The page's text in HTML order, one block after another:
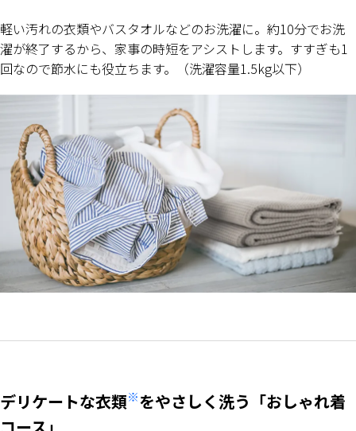
軽い汚れの衣類やバスタオルなどのお洗濯に。約10分でお洗
濯が終了するから、家事の時短をアシストします。すすぎも1
回なので節水にも役立ちます。（洗濯容量1.5kg以下）
デリケートな衣類※をやさしく洗う「おしゃれ着